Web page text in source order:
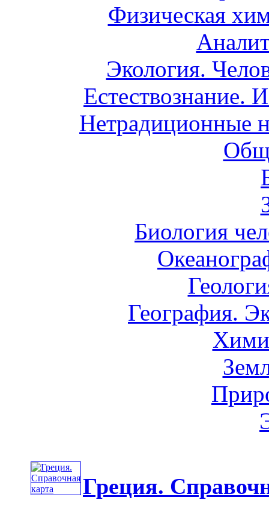
Физическая
Экология.
Естествознание.
Нетрадиционные
Биология
География.
Греция.